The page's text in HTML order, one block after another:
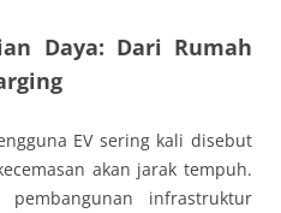
Daya: Dari Rumah
EV sering kali disebut
akan jarak tempuh.
infrastruktur